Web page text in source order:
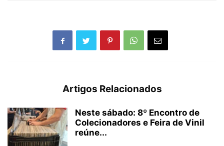
Artigos Relacionados
Neste sábado: 8º Encontro de
Colecionadores e Feira de Vinil
reúne...